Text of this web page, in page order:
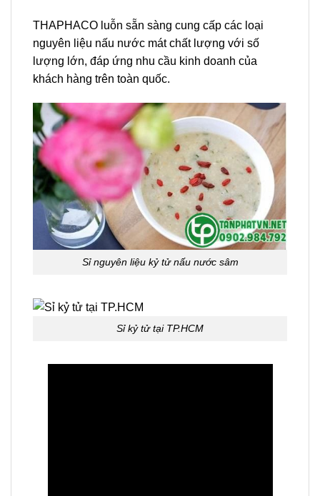
THAPHACO luỗn sẵn sàng cung cấp các loại
nguyên liệu nấu nước mát chất lượng với số
lượng lớn, đáp ứng nhu cầu kinh doanh của
khách hàng trên toàn quốc.
Sỉ nguyên liệu kỷ tử nấu nước sâm
Sỉ kỷ tử tại TP.HCM